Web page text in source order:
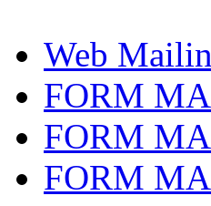
Web
FORM
FORM
FORM